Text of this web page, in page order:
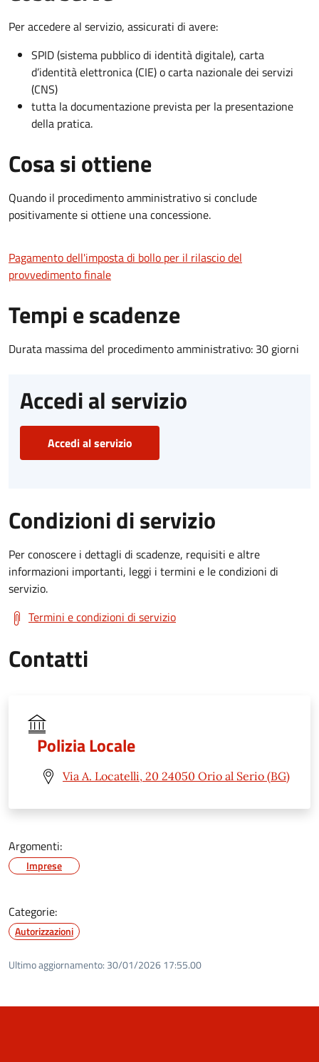
Per accedere al servizio, assicurati di avere:
SPID (sistema pubblico di identità digitale), carta
d’identità elettronica (CIE) o carta nazionale dei servizi
(CNS)
tutta la documentazione prevista per la presentazione
della pratica.
Cosa si ottiene
Quando il procedimento amministrativo si conclude
positivamente si ottiene una concessione.
Pagamento dell'imposta di bollo per il rilascio del
provvedimento finale
Tempi e scadenze
Durata massima del procedimento amministrativo: 30 giorni
Accedi al servizio
Accedi al servizio
Condizioni di servizio
Per conoscere i dettagli di scadenze, requisiti e altre
informazioni importanti, leggi i termini e le condizioni di
servizio.
Termini e condizioni di servizio
Contatti
Polizia Locale
Via A. Locatelli, 20 24050 Orio al Serio (BG)
Argomenti:
Imprese
Categorie:
Autorizzazioni
Ultimo aggiornamento: 30/01/2026 17:55.00